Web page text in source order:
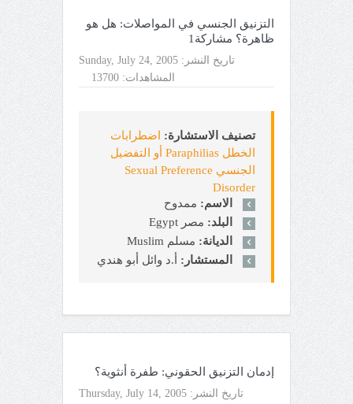
التزنيق الجنسي في المواصلات: هل هو
ظاهرة؟ مشاركة1
تاريخ النشر: Sunday, July 24, 2005
المشاهدات: 13700
تصنيف الاستشارة: اضطرابات
الخطل Paraphilias أو التفضيل
الجنسي Sexual Preference
Disorder
الاسم: ممدوح
البلد: مصر Egypt
الديانة: مسلم Muslim
المستشار: أ.د وائل أبو هندي
إدمان التزنيق الحقوني: طفرة أنثوية؟
تاريخ النشر: Thursday, July 14, 2005